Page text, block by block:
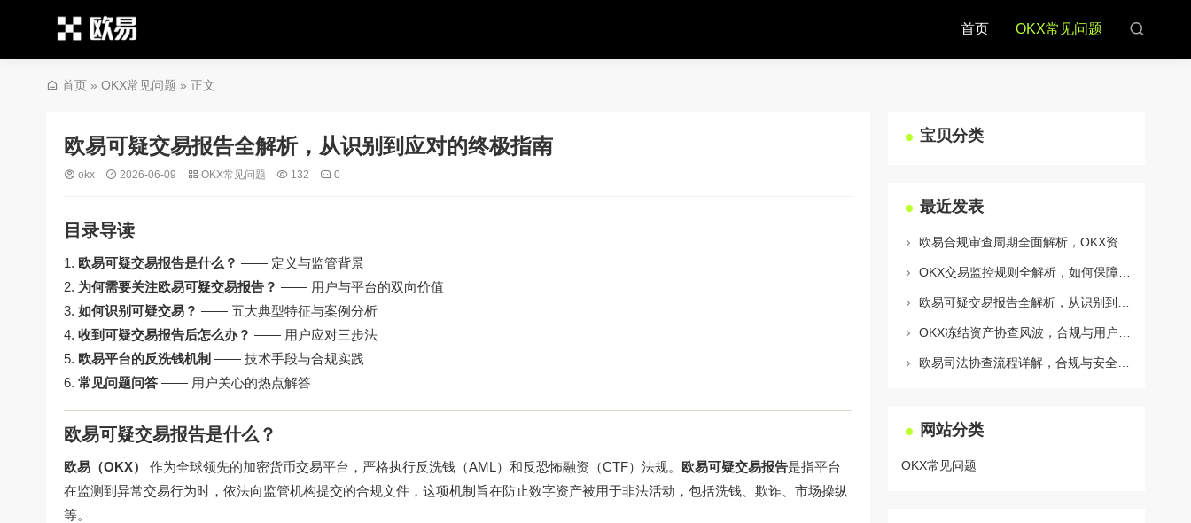
首页 OKX常见问题
首页 » OKX常见问题 » 正文
欧易可疑交易报告全解析，从识别到应对的终极指南
okx 2026-06-09 OKX常见问题 132 0
目录导读
欧易可疑交易报告是什么？ —— 定义与监管背景
为何需要关注欧易可疑交易报告？ —— 用户与平台的双向价值
如何识别可疑交易？ —— 五大典型特征与案例分析
收到可疑交易报告后怎么办？ —— 用户应对三步法
欧易平台的反洗钱机制 —— 技术手段与合规实践
常见问题问答 —— 用户关心的热点解答
欧易可疑交易报告是什么？
欧易（OKX） 作为全球领先的加密货币交易平台，严格执行反洗钱（AML）和反恐怖融资（CTF）法规。 欧易可疑交易报告是指平台
在监测到异常交易行为时，依法向监管机构提交的合规文件，这项机制旨在防止数字资产被用于非法活动，包括洗钱、欺诈、市场操纵
等。
宝贝分类
最近发表
网站分类
OKX常见问题